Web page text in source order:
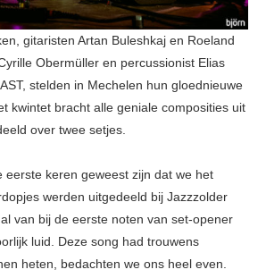
gitaristen Artan Buleshkaj en Roeland
Obermüller en percussionist Elias
stelden in Mechelen hun gloednieuwe
kwintet bracht alle geniale composities uit
over twee setjes.
eerste keren geweest zijn dat we het
werden uitgedeeld bij Jazzzolder
van bij de eerste noten van set-opener
luid. Deze song had trouwens
heten, bedachten we ons heel even.